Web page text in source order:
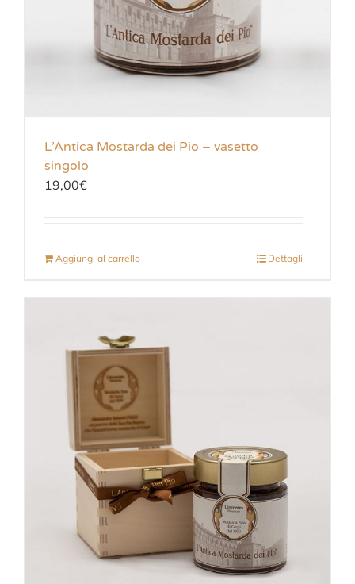
L’Antica Mostarda dei Pio – vasetto
singolo
19,00€
Aggiungi al carrello Dettagli